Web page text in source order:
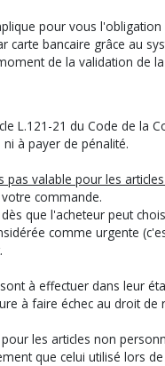
pour vous l'obligation
bancaire grâce au
de la validation de
L.121-21 du Code de la
à payer de pénalité.
valable pour les
commande.
que l'acheteur peut
comme urgente
à effectuer dans leur
à faire échec au droit de
les articles non
que celui utilisé lors